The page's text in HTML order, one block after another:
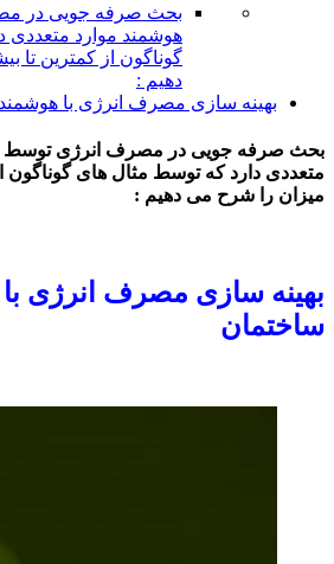
بحث صرفه جویی در
هوشمند موارد متعددی
گوناگون از کمترین تا
دهیم :
بهینه سازی مصرف انرژی با
بحث صرفه جویی در مصرف انرژی توسط
متعددی دارد که توسط مثال های گوناگون
میزان را شرح می دهیم :
بهینه سازی مصرف انرژی
ساختمان